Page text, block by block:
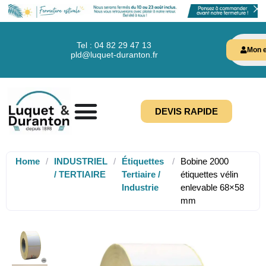
Tel : 04 82 29 47 13
pld@luquet-duranton.fr
Mon
DEVIS RAPIDE
Home /
INDUSTRIEL
/ TERTIAIRE
/
Étiquettes
Tertiaire /
Industrie
/
Bobine 2000
étiquettes vélin
enlevable 68×58
mm